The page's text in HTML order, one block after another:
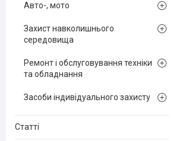
Авто-, мото
Захист навколишнього
середовища
Ремонт і обслуговування техніки
та обладнання
Засоби індивідуального захисту
Статті